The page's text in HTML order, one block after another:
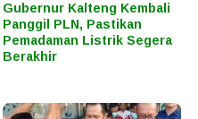
Gubernur Kalteng Kembali
Panggil PLN, Pastikan
Pemadaman Listrik Segera
Berakhir